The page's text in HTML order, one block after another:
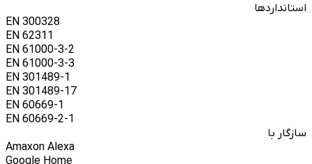
استاندارد‌ها
EN 300328
EN 62311
EN 61000-3-2
EN 61000-3-3
EN 301489-1
EN 301489-17
EN 60669-1
EN 60669-2-1
سازگار با
Amaxon Alexa
Google Home